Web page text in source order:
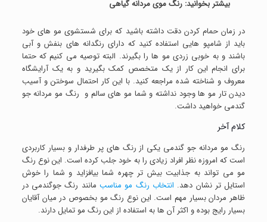
بیشتر بخوانید: رنگ موی مردانه گیاهی
در زمان حمام کردن دقت داشته باشید که برای شستشوی مو های خود
باید از شامپو هایی استفاده کنید که دارای رنگدانه های بنفش و آبی
باشند و به خوبی زردی مو ها را بگیرند. البته توصیه می کنیم که حتما
برای انجام این کار از یک متخصص کمک بگیرید و به یک آرایشگاه
معروف و شناخته شده مراجعه کنید. با این کار احتمال سوختن و آسیب
دیدن تار مو ها وجود نداشته و شما مو های سالم و رنگ مو مردانه جو
گندمی خواهید داشت.
کلام آخر
رنگ مو مردانه جو گندمی یکی از رنگ های پر طرفدار و بسیار کاربردی
است که امروزه نظر افراد زیادی را به خود جلب کرده است. این نوع رنگ
مو می تواند به جذابیت بیش تر چهره شما بیافزاید و شما را خوش
استایل تر نشان دهد. انتخاب رنگ مو مناسبمانند رنگ جوگندمی در
ظاهر مردان بسیار مهم است. این نوع رنگ مو بخصوص در میان آقایان
بسیار رایج بوده و اکثر آن ها به استفاده از این رنگ مو تمایل دارند.